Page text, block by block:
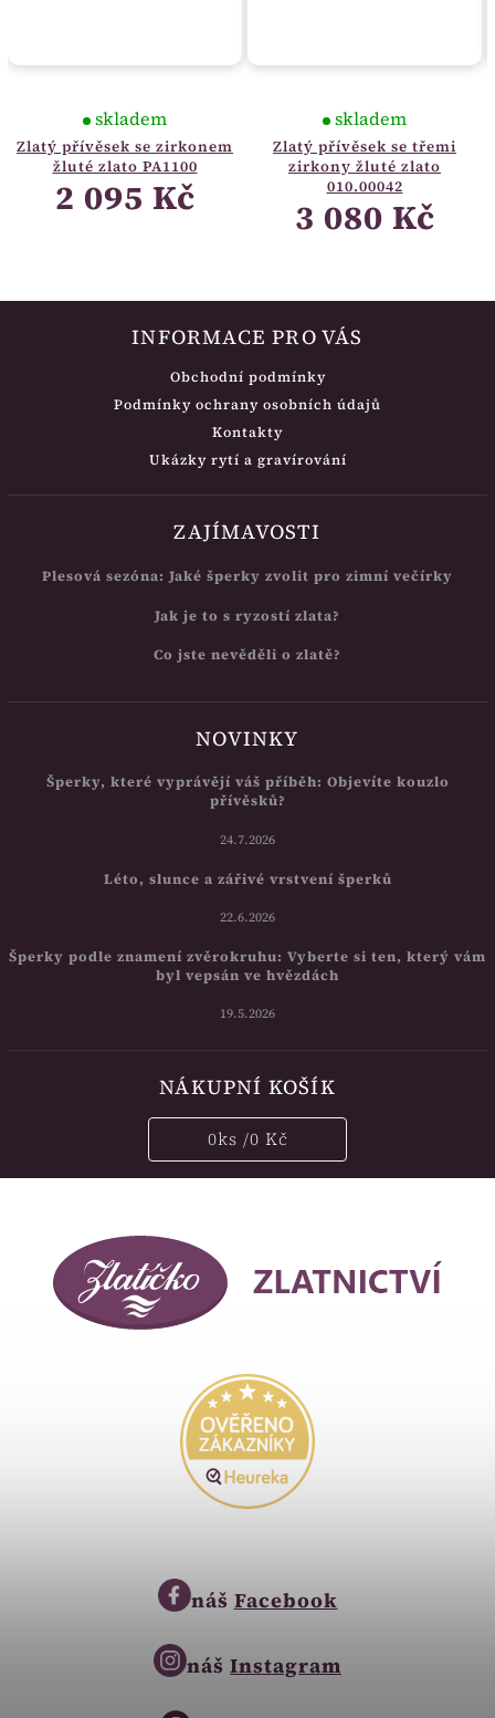
Zlatý přívěsek se zirkonem
žluté zlato PA1100
skladem
2 095 Kč
Zlatý přívěsek se třemi
zirkony žluté zlato
010.00042
skladem
3 080 Kč
INFORMACE PRO VÁS
Obchodní podmínky
Podmínky ochrany osobních údajů
Kontakty
Ukázky rytí a gravírování
ZAJÍMAVOSTI
Plesová sezóna: Jaké šperky zvolit pro zimní večírky
Jak je to s ryzostí zlata?
Co jste nevěděli o zlatě?
NOVINKY
Šperky, které vyprávějí váš příběh: Objevíte kouzlo
přívěsků?
24.7.2026
Léto, slunce a zářivé vrstvení šperků
22.6.2026
Šperky podle znamení zvěrokruhu: Vyberte si ten, který vám
byl vepsán ve hvězdách
19.5.2026
NÁKUPNÍ KOŠÍK
0ks /0 Kč
náš Facebook
náš Instagram